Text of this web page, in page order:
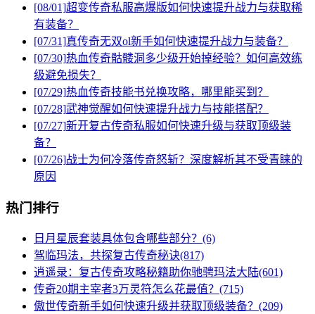
[08/01]超变传奇私服高爆版如何快速提升战力与获取稀
有装备？
[07/31]真传奇无双ol新手如何快速提升战力与装备？
[07/30]热血传奇骷髅洞多少级开始掉经验？如何高效练
级避免损失？
[07/29]热血传奇技能书兑换攻略，哪里能买到？
[07/28]武神觉醒如何快速提升战力与技能搭配？
[07/27]新开复古传奇私服如何快速升级与获取顶级装
备？
[07/26]战士为何冷落传奇怒斩？深度解析其不受青睐的
原因
热门排行
日月星辰套装具体包含哪些部分？(6)
驾临玛法，共探复古传奇秘诀(817)
逍遥录：复古传奇攻略秘籍助你驰骋玛法大陆(601)
传奇20期主宰者3万灵符怎么花最值？(715)
傲世传奇新手如何快速升级并获取顶级装备？(209)